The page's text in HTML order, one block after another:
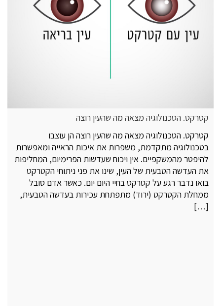
קטרקט. הטכנולוגיה מצאה מה שהעין רוצה
קטרקט. הטכנולוגיה מצאה מה שהעין רוצה הן עוצבו
בטכנולוגיה מתקדמת, משפרות את איכות הראייה ומאפשרות
להיפטר מהמשקפיים. אין ויכוח שעדשות הפרימיום, המחליפות
את העדשה הטבעית של העין, שינו את פני ניתוחי הקטרקט
בואו נדבר רגע על קטרקט בחיי היום יום. כאשר אדם סובל
ממחלת הקטרקט (ירוד) מתפתחת עכירות בעדשה הטבעית,
[…]